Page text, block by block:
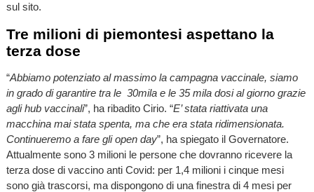
sul sito.
Tre milioni di piemontesi aspettano la
terza dose
“Abbiamo potenziato al massimo la campagna vaccinale, siamo
in grado di garantire tra le 30mila e le 35 mila dosi al giorno grazie
agli hub vaccinali”, ha ribadito Cirio. “E’ stata riattivata una
macchina mai stata spenta, ma che era stata ridimensionata.
Continueremo a fare gli open day”, ha spiegato il Governatore.
Attualmente sono 3 milioni le persone che dovranno ricevere la
terza dose di vaccino anti Covid: per 1,4 milioni i cinque mesi
sono già trascorsi, ma dispongono di una finestra di 4 mesi per